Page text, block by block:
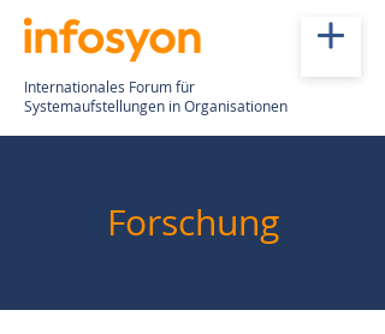
Internationales Forum für
Systemaufstellungen in Organisationen
Forschung